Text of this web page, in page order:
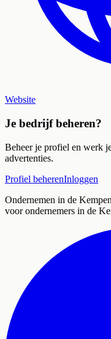
Website
Je bedrijf beheren?
Beheer je profiel en werk
advertenties.
Profiel beherenInloggen
Ondernemen in de Kempen
voor ondernemers in de